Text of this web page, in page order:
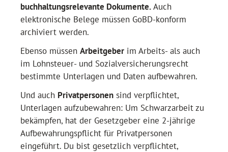
buchhaltungsrelevante Dokumente.Auch
elektronische Belege müssen GoBD-konform
archiviert werden.
Ebenso müssen Arbeitgeber im Arbeits- als auch
im Lohnsteuer- und Sozialversicherungsrecht
bestimmte Unterlagen und Daten aufbewahren.
Und auch Privatpersonen sind verpflichtet,
Unterlagen aufzubewahren: Um Schwarzarbeit zu
bekämpfen, hat der Gesetzgeber eine 2-jährige
Aufbewahrungspflicht für Privatpersonen
eingeführt. Du bist gesetzlich verpflichtet,